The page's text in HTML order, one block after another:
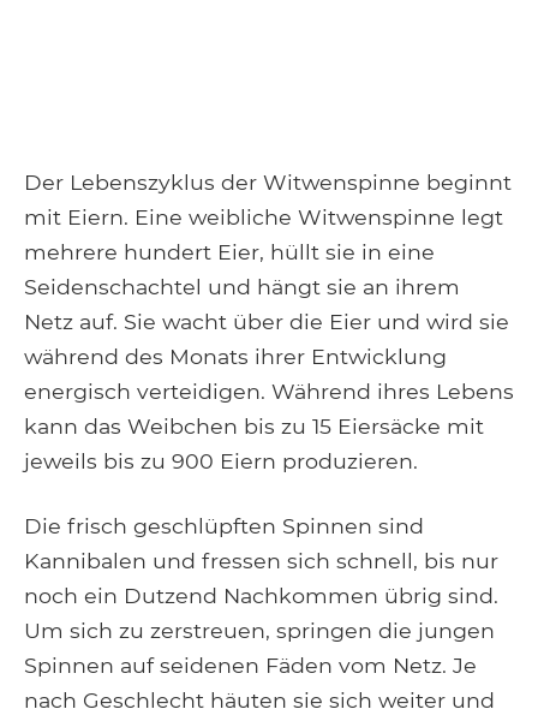
Der Lebenszyklus der Witwenspinne beginnt
mit Eiern. Eine weibliche Witwenspinne legt
mehrere hundert Eier, hüllt sie in eine
Seidenschachtel und hängt sie an ihrem
Netz auf. Sie wacht über die Eier und wird sie
während des Monats ihrer Entwicklung
energisch verteidigen. Während ihres Lebens
kann das Weibchen bis zu 15 Eiersäcke mit
jeweils bis zu 900 Eiern produzieren.
Die frisch geschlüpften Spinnen sind
Kannibalen und fressen sich schnell, bis nur
noch ein Dutzend Nachkommen übrig sind.
Um sich zu zerstreuen, springen die jungen
Spinnen auf seidenen Fäden vom Netz. Je
nach Geschlecht häuten sie sich weiter und